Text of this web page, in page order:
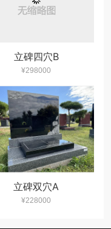
立碑四穴B
¥298000
立碑双穴A
¥228000